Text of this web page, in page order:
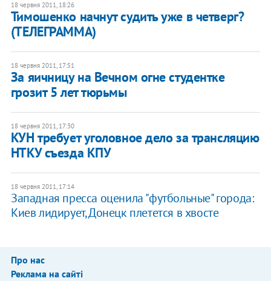
18 червня 2011, 18:26
Тимошенко начнут судить уже в четверг?
(ТЕЛЕГРАММА)
18 червня 2011, 17:51
За яичницу на Вечном огне студентке
грозит 5 лет тюрьмы
18 червня 2011, 17:30
КУН требует уголовное дело за трансляцию
НТКУ съезда КПУ
18 червня 2011, 17:14
Западная пресса оценила "футбольные" города:
Киев лидирует, Донецк плетется в хвосте
Про нас
Реклама на сайті